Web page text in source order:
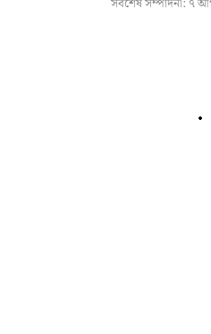
সর্বশেষ সম্পাদনা: ৭